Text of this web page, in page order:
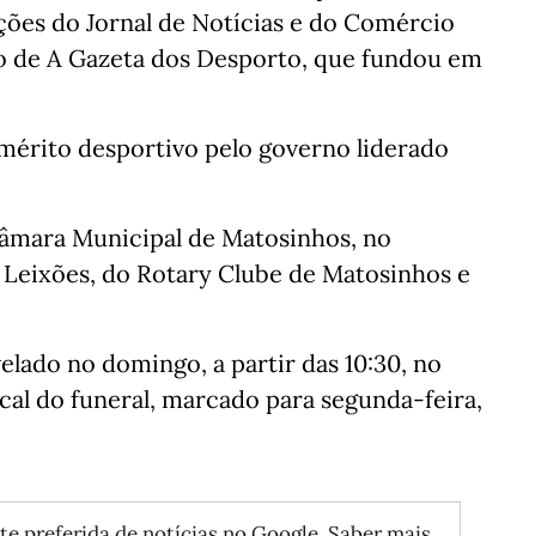
do Jornal de Notícias e do Comércio
A Gazeta dos Desporto, que fundou em
desportivo pelo governo liderado
Municipal de Matosinhos, no
do Rotary Clube de Matosinhos e
no domingo, a partir das 10:30, no
do funeral, marcado para segunda-feira,